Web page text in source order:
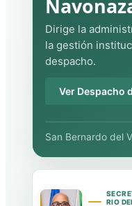
Dirige la
la gestión
despacho.
Ver Despacho
San Bernardo del
RIO